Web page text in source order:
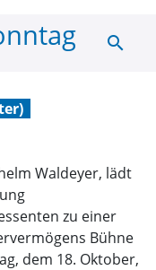
search
Waldeyer, lädt
zu einer
Bühne
dem 18. Oktober,